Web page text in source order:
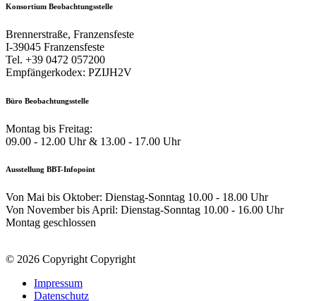
Konsortium Beobachtungsstelle
Brennerstraße, Franzensfeste
I-39045 Franzensfeste
Tel. +39 0472 057200
Empfängerkodex: PZIJH2V
Büro Beobachtungsstelle
Montag bis Freitag:
09.00 - 12.00 Uhr & 13.00 - 17.00 Uhr
Ausstellung BBT-Infopoint
Von Mai bis Oktober: Dienstag-Sonntag 10.00 - 18.00 Uhr
Von November bis April: Dienstag-Sonntag 10.00 - 16.00 Uhr
Montag geschlossen
© 2026 Copyright Copyright
Impressum
Datenschutz